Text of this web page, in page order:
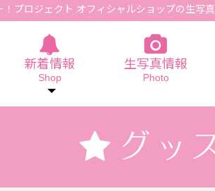
！プロジェクト オフィシャルショップの生写真
新着情報
Shop
生写真情報
Photo